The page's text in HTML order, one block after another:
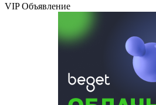
VIP Объявление